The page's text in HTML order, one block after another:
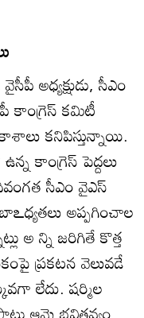
వైసీపీ అధ్యక్షుడు, సీఎం
కాంగ్రెస్‌ కమిటీ
కనిపిస్తున్నాయి.
కాంగ్రెస్‌ పెద్దలు
సీఎం వైఎస్‌
బాఽధ్యతలు అప్పగించాల
అ న్ని జరిగితే కొత్త
ప్రకటన వెలువడే
లేదు. షర్మిల